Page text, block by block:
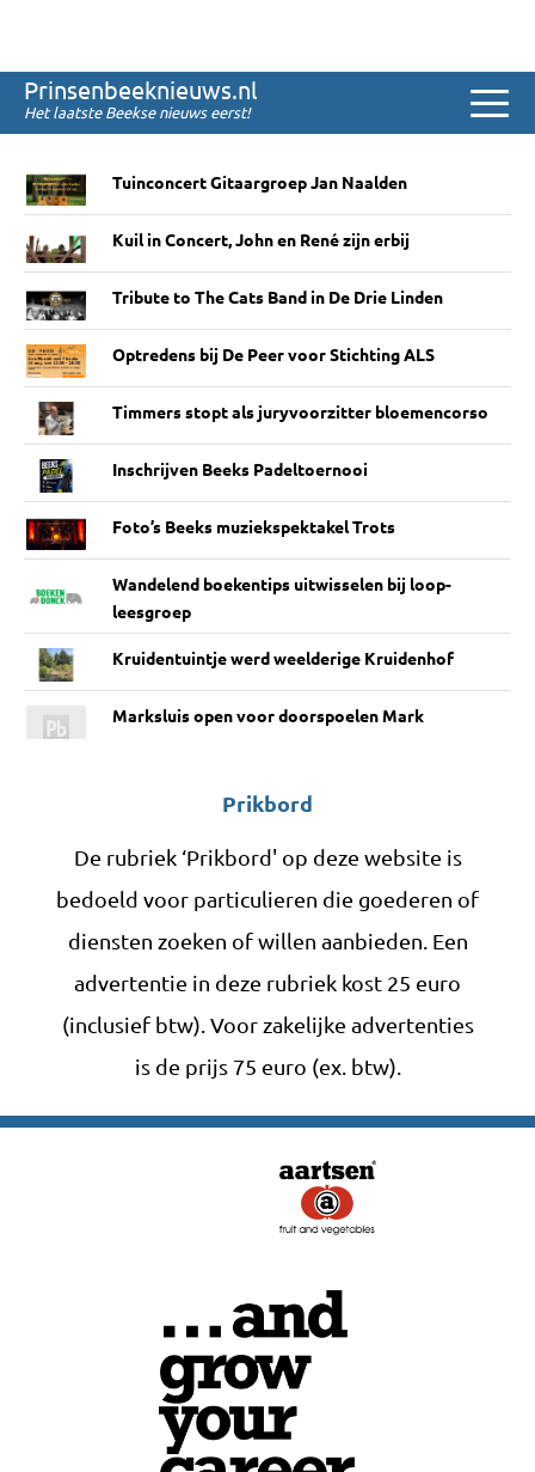
Prinsenbeeknieuws.nl
Het laatste Beekse nieuws eerst!Het laatste nieuws
Tuinconcert Gitaargroep Jan Naalden
Kuil in Concert, John en René zijn erbij
Tribute to The Cats Band in De Drie Linden
Optredens bij De Peer voor Stichting ALS
Timmers stopt als juryvoorzitter bloemencorso
Inschrijven Beeks Padeltoernooi
Foto’s Beeks muziekspektakel Trots
Wandelend boekentips uitwisselen bij loop-
leesgroep
Kruidentuintje werd weelderige Kruidenhof
Marksluis open voor doorspoelen Mark
Prikbord
De rubriek ‘Prikbord' op deze website is
bedoeld voor particulieren die goederen of
diensten zoeken of willen aanbieden. Een
advertentie in deze rubriek kost 25 euro
(inclusief btw). Voor zakelijke advertenties
is de prijs 75 euro (ex. btw).